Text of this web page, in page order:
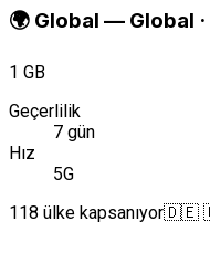
🌍 Global — Global ·
1 GB
Geçerlilik
7 gün
Hız
5G
118 ülke kapsanıyor🇩🇪